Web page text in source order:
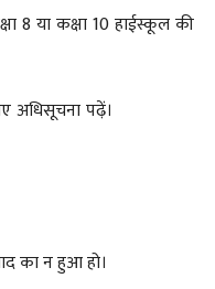
8 या कक्षा 10 हाईस्कूल की
अधिसूचना पढ़ें।
का न हुआ हो।